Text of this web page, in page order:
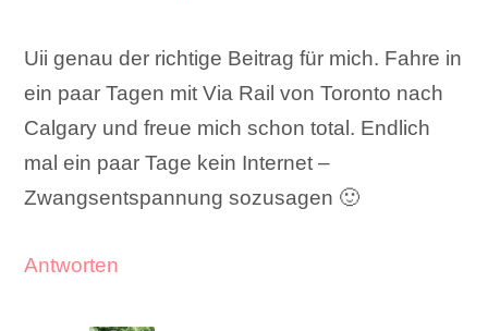
Uii genau der richtige Beitrag für mich. Fahre in
ein paar Tagen mit Via Rail von Toronto nach
Calgary und freue mich schon total. Endlich
mal ein paar Tage kein Internet –
Zwangsentspannung sozusagen 🙂
Antworten